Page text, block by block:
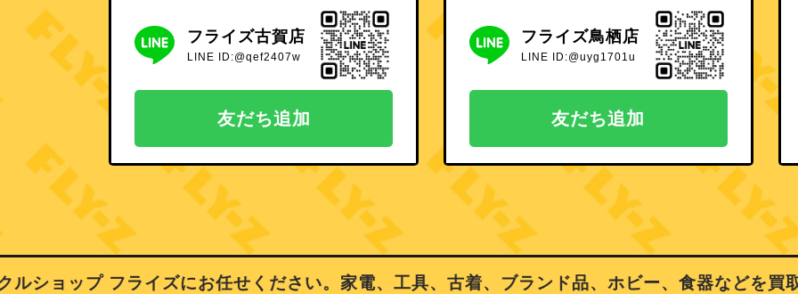
フライズ古賀店
LINE ID:@qef2407w
友だち追加
フライズ鳥栖店
LINE ID:@uyg1701u
友だち追加
ョップ フライズにお任せください。家電、工具、古着、ブランド品、ホビー、食器などを買取